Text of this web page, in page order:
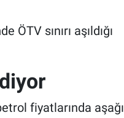
sınırı aşıldığı
fiyatlarında aşağı